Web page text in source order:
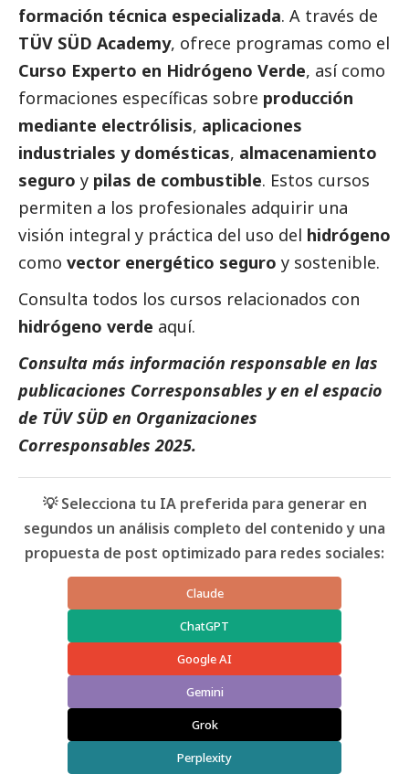
formación técnica especializada. A través de
TÜV SÜD Academy, ofrece programas como el
Curso Experto en Hidrógeno Verde, así como
formaciones específicas sobre producción
mediante electrólisis, aplicaciones
industriales y domésticas, almacenamiento
seguro y pilas de combustible. Estos cursos
permiten a los profesionales adquirir una
visión integral y práctica del uso del hidrógeno
como vector energético seguro y sostenible.
Consulta todos los cursos relacionados con
hidrógeno verde aquí.
Consulta más información responsable en las
publicaciones Corresponsables y en el espacio
de TÜV SÜD en Organizaciones
Corresponsables 2025.
💡 Selecciona tu IA preferida para generar en
segundos un análisis completo del contenido y una
propuesta de post optimizado para redes sociales:
Claude
ChatGPT
Google AI
Gemini
Grok
Perplexity